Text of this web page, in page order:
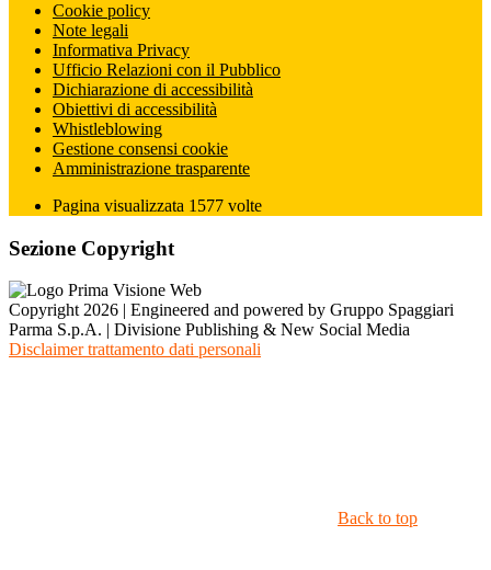
Cookie policy
Note legali
Informativa Privacy
Ufficio Relazioni con il Pubblico
Dichiarazione di accessibilità
Obiettivi di accessibilità
Whistleblowing
Gestione consensi cookie
Amministrazione trasparente
Pagina visualizzata 1577 volte
Sezione Copyright
Copyright 2026 | Engineered and powered by Gruppo Spaggiari
Parma S.p.A. | Divisione Publishing & New Social Media
Disclaimer trattamento dati personali
Back to top